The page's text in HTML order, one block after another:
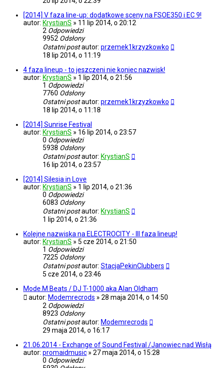
[2014] V faza line-up: dodatkowe sceny na FSOE350 i EC 9!
autor: KrystianS » 11 lip 2014, o 20:12
2 Odpowiedzi
9952 Odsłony
Ostatni postautor: przemek1krzyzkowko
18 lip 2014, o 11:19
4 faza lineup - to jeszczeni nie koniec nazwisk!
autor: KrystianS » 1 lip 2014, o 21:56
1 Odpowiedzi
7760 Odsłony
Ostatni postautor: przemek1krzyzkowko
18 lip 2014, o 11:18
[2014] Sunrise Festival
autor: KrystianS » 16 lip 2014, o 23:57
0 Odpowiedzi
5938 Odsłony
Ostatni postautor: KrystianS
16 lip 2014, o 23:57
[2014] Silesia in Love
autor: KrystianS » 1 lip 2014, o 21:36
0 Odpowiedzi
6083 Odsłony
Ostatni postautor: KrystianS
1 lip 2014, o 21:36
Kolejne nazwiska na ELECTROCITY - III faza lineup!
autor: KrystianS » 5 cze 2014, o 21:50
1 Odpowiedzi
7225 Odsłony
Ostatni postautor: StacjaPekinClubbers
5 cze 2014, o 23:46
Mode.M Beats / DJ T-1000 aka Alan Oldham
autor: Modemrecrods » 28 maja 2014, o 14:50
2 Odpowiedzi
8923 Odsłony
Ostatni postautor: Modemrecrods
29 maja 2014, o 16:17
21.06.2014 - Exchange of Sound Festival /Janowiec nad Wisłą
autor: promaidmusic » 27 maja 2014, o 15:28
0 Odpowiedzi